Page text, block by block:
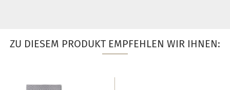
ZU DIESEM PRODUKT EMPFEHLEN WIR IHNEN: